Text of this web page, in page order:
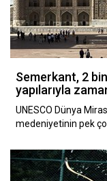
Semerkant, 2
yapılarıyla
UNESCO Dünya
medeniyetinin pek